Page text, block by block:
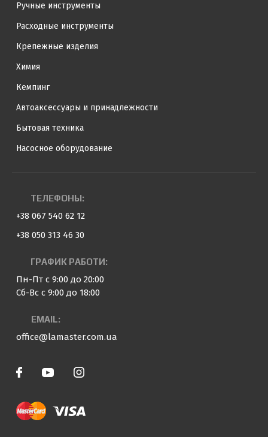
Ручные инструменты
Расходные инструменты
Крепежные изделия
Химия
Кемпинг
Автоаксессуары и принадлежности
Бытовая техника
Насосное оборудование
ТЕЛЕФОНЫ:
+38 067 540 62 12
+38 050 313 46 30
ГРАФИК РАБОТИ:
Пн-Пт с 9:00 до 20:00
Сб-Вс с 9:00 до 18:00
EMAIL:
office@lamaster.com.ua